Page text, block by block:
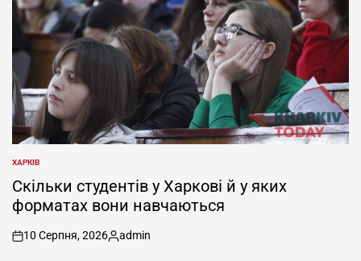
ОПУБЛІКУВАТИ
У
ХАРКІВ
Скільки студентів у Харкові й у яких
форматах вони навчаються
on
10 Серпня, 2026
Опубліковано
admin